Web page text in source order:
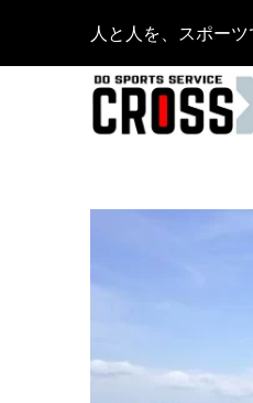
人と人を、スポー